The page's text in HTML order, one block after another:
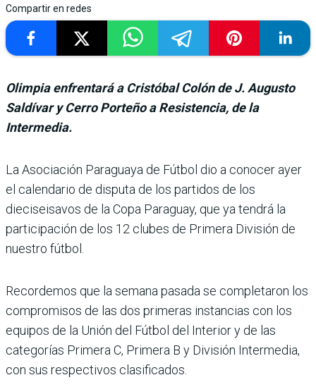
Compartir en redes
Olimpia enfrentará a Cristóbal Colón de J. Augusto
Saldívar y Cerro Porteño a Resistencia, de la
Intermedia.
La Asociación Para­guaya de Fútbol dio a conocer ayer
el calen­dario de disputa de los parti­dos de los
dieciseisavos de la Copa Paraguay, que ya ten­drá la
participación de los 12 clubes de Primera División de
nuestro fútbol.
Recordemos que la semana pasada se completaron los
compromisos de las dos primeras instancias con los
equipos de la Unión del Fútbol del Interior y de las
categorías Primera C, Pri­mera B y División Interme­dia,
con sus respectivos cla­sificados.